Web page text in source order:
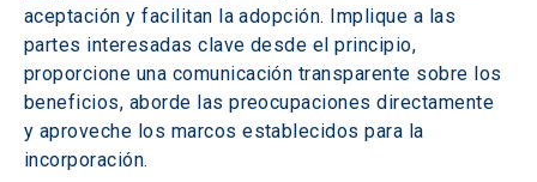
aceptación y facilitan la adopción. Implique a las
partes interesadas clave desde el principio,
proporcione una comunicación transparente sobre los
beneficios, aborde las preocupaciones directamente
y aproveche los marcos establecidos para la
incorporación.